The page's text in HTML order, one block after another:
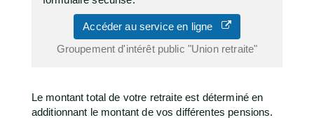
Accéder au service en ligne
Groupement d'intérêt public "Union retraite"
Le montant total de votre retraite est déterminé en
additionnant le montant de vos différentes pensions.